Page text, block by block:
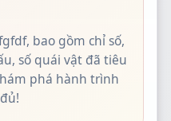
bao gồm chỉ số,
số quái vật đã tiêu
phá hành trình